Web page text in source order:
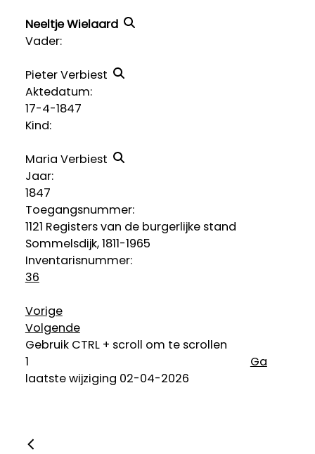
Neeltje Wielaard
Vader:
Pieter Verbiest
Aktedatum:
17-4-1847
Kind:
Maria Verbiest
Jaar:
1847
Toegangsnummer:
1121 Registers van de burgerlijke stand
Sommelsdijk, 1811-1965
Inventarisnummer:
36
Vorige
Volgende
Gebruik CTRL + scroll om te scrollen
Ga
laatste wijziging 02-04-2026